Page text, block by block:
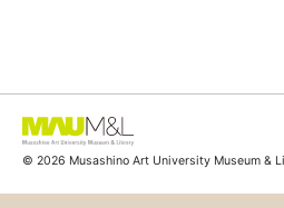
© 2026 Musashino Art University Museum &